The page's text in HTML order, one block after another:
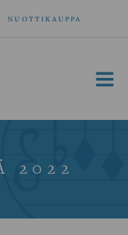
NUOTTIKAUPPA
MENU
2022